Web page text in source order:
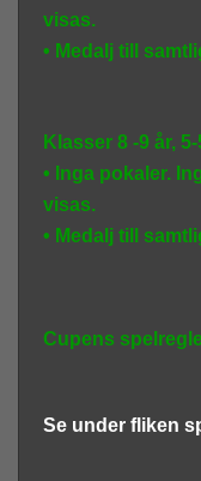
visas.
• Medalj till
Klasser 8 -9 år, 5-
• Inga pokaler.
visas.
• Medalj till
Cupens
Se under fliken